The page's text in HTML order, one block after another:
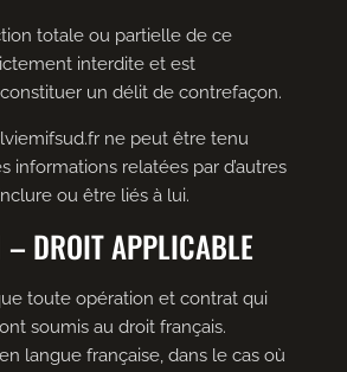
totale ou partielle de ce
interdite et est
un délit de contrefaçon.
ne peut être tenu
informations relatées par d’autres
ou être liés à lui.
– DROIT APPLICABLE
toute opération et contrat qui
soumis au droit français.
langue française, dans le cas où